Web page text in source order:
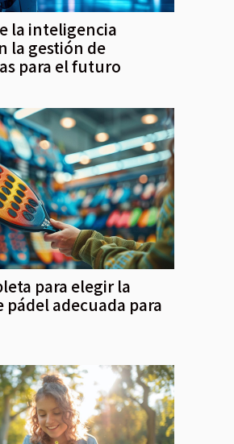
la inteligencia
la gestión de
para el futuro
para elegir la
pádel adecuada para